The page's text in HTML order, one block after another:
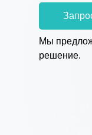
Мы
решение.